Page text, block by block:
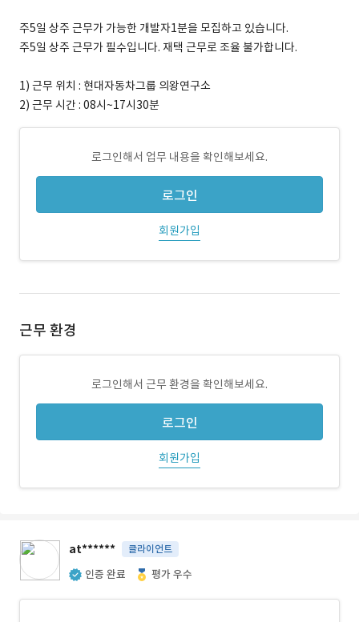
주5일 상주 근무가 가능한 개발자1분을 모집하고 있습니다.
주5일 상주 근무가 필수입니다. 재택 근무로 조율 불가합니다.
1) 근무 위치 : 현대자동차그룹 의왕연구소
2) 근무 시간 : 08시~17시30분
로그인해서 업무 내용을 확인해보세요.
로그인
회원가입
근무 환경
로그인해서 근무 환경을 확인해보세요.
로그인
회원가입
at****** 클라이언트
인증 완료 평가 우수